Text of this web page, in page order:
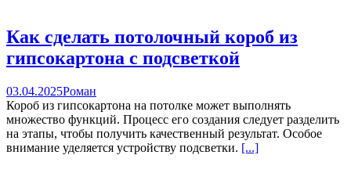
Как сделать потолочный короб из
гипсокартона с подсветкой
03.04.2025Роман
Короб из гипсокартона на потолке может выполнять
множество функций. Процесс его создания следует разделить
на этапы, чтобы получить качественный результат. Особое
внимание уделяется устройству подсветки. [...]